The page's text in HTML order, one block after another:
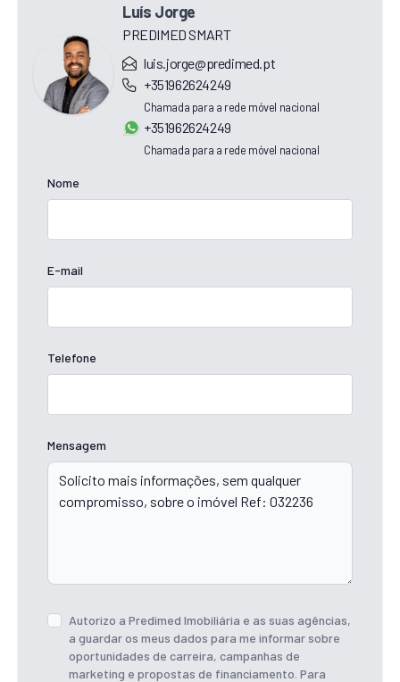
Luís Jorge
PREDIMED SMART
luis.jorge@predimed.pt
+351962624249
Chamada para a rede móvel nacional
+351962624249
Chamada para a rede móvel nacional
Nome
E-mail
Telefone
Mensagem
Autorizo a Predimed Imobiliária e as suas agências,
a guardar os meus dados para me informar sobre
oportunidades de carreira, campanhas de
marketing e propostas de financiamento. Para